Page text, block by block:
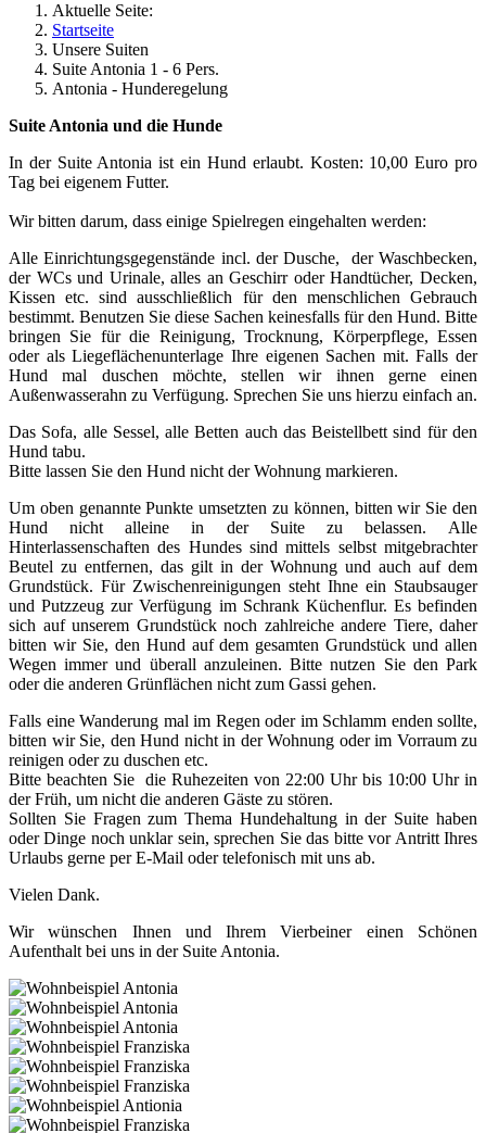
Aktuelle Seite:
Startseite
Unsere Suiten
Suite Antonia 1 - 6 Pers.
Antonia - Hunderegelung
Suite Antonia und die Hunde
In der Suite Antonia ist ein Hund erlaubt. Kosten: 10,00 Euro pro
Tag bei eigenem Futter.
Wir bitten darum, dass einige Spielregen eingehalten werden:
Alle Einrichtungsgegenstände incl. der Dusche,
der Waschbecken,
der WCs und Urinale, alles an Geschirr oder Handtücher, Decken,
Kissen etc. sind ausschließlich für den menschlichen Gebrauch
bestimmt. Benutzen Sie diese Sachen keinesfalls für den Hund. Bitte
bringen Sie für die Reinigung, Trocknung, Körperpflege, Essen
oder als Liegeflächenunterlage Ihre eigenen Sachen mit. Falls der
Hund mal duschen möchte, stellen wir ihnen gerne einen
Außenwasserahn zu Verfügung. Sprechen Sie uns hierzu einfach an.
Das Sofa, alle Sessel, alle Betten auch das Beistellbett sind für den
Hund tabu.
Bitte lassen Sie den Hund nicht der Wohnung markieren.
Um oben genannte Punkte umsetzten zu können, bitten wir Sie den
Hund nicht alleine in der Suite zu belassen. Alle
Hinterlassenschaften des Hundes sind mittels selbst mitgebrachter
Beutel zu entfernen, das gilt in der Wohnung und auch auf dem
Grundstück. Für Zwischenreinigungen steht Ihne ein Staubsauger
und Putzzeug zur Verfügung im Schrank Küchenflur. Es befinden
sich auf unserem Grundstück noch zahlreiche andere Tiere, daher
bitten wir Sie, den Hund auf dem gesamten Grundstück und allen
Wegen immer und überall anzuleinen. Bitte nutzen Sie den Park
oder die anderen Grünflächen nicht zum Gassi gehen.
Falls eine Wanderung mal im Regen oder im Schlamm enden sollte,
bitten wir Sie, den Hund nicht in der Wohnung oder im Vorraum zu
reinigen oder zu duschen etc.
Bitte beachten Sie die Ruhezeiten von 22:00 Uhr bis 10:00 Uhr in
der Früh, um nicht die anderen Gäste zu stören.
Sollten Sie Fragen zum Thema Hundehaltung in der Suite haben
oder Dinge noch unklar sein, sprechen Sie das bitte vor Antritt Ihres
Urlaubs gerne per E-Mail oder telefonisch mit uns ab.
Vielen Dank.
Wir wünschen Ihnen und Ihrem Vierbeiner einen Schönen
Aufenthalt bei uns in der Suite Antonia.